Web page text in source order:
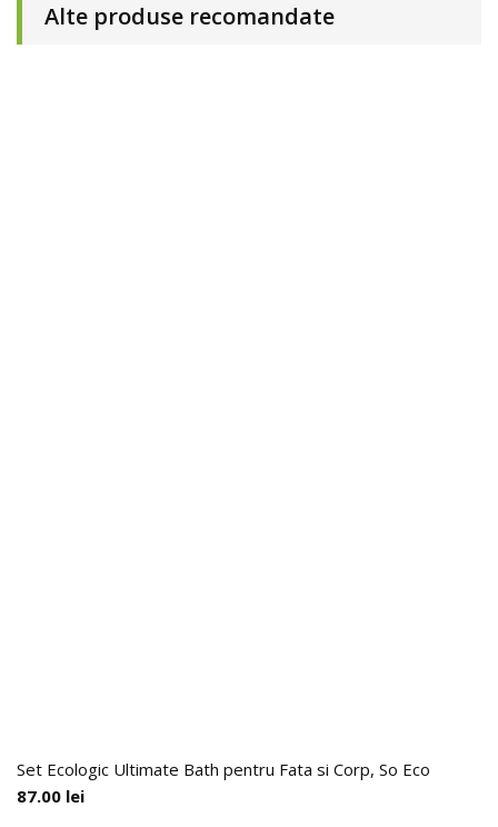
Alte produse recomandate
Set Ecologic Ultimate Bath pentru Fata si Corp, So Eco
87.00 lei